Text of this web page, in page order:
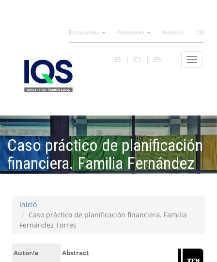
Estudiantes Profesores Webmail IQS
Toggle
ES CA EN
Caso práctico de planificación
financiera. Familia Fernández
Inicio
Caso práctico de planificación financiera. Familia
Fernández Torres
Autor/a
Abstract